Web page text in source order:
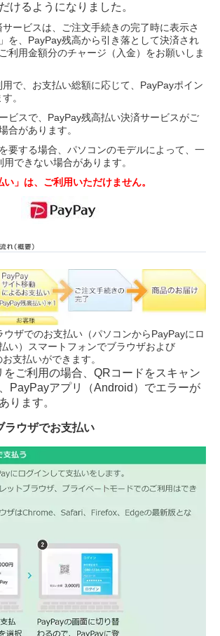
けるようになりました。
ービスは、ご注文手続きの完了時に表示さ
を、PayPay残高から引き落として決済され
利用金額分のチャージ（入金）をお願いしま
で、お支払い総額に応じて、PayPayポイン
。
ビスで、PayPay残高払い決済サービスがご
合があります。
要する場合、パソコンのモデルによって、一
できない場合があります。
」は、ご利用いただけません。
ウザでのお支払い（パソコンからPayPayにロ
い）スマートフォンでブラウザおよび
支払いができます。
ご利用の場合、QRコードをスキャン
PayPayアプリ（Android）でエラーが
ります。
ラウザでお支払い